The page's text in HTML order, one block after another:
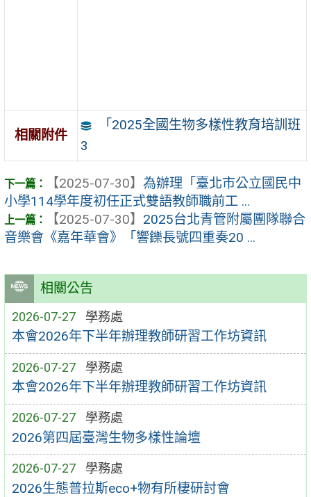
相關公告
2026-07-27 學務處
本會2026年下半年辦理教師研習工作坊資訊
2026-07-27 學務處
本會2026年下半年辦理教師研習工作坊資訊
2026-07-27 學務處
2026第四屆臺灣生物多樣性論壇
2026-07-27 學務處
2026生態普拉斯eco+物有所棲研討會
相關附件
「2025全國生物多樣性教育培訓班
3
【2025-07-30】 為辦理「臺北市公立國民中
小學114學年度初任正式雙語教師職前工 ...
【2025-07-30】 2025台北青管附屬團隊聯合
音樂會《嘉年華會》「響鑠長號四重奏20 ...